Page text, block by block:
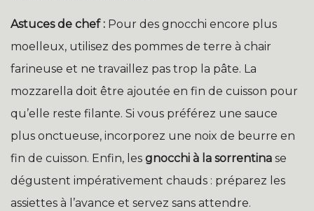
Astuces de chef : Pour des gnocchi encore plus
moelleux, utilisez des pommes de terre à chair
farineuse et ne travaillez pas trop la pâte. La
mozzarella doit être ajoutée en fin de cuisson pour
qu’elle reste filante. Si vous préférez une sauce
plus onctueuse, incorporez une noix de beurre en
fin de cuisson. Enfin, les gnocchi à la sorrentina se
dégustent impérativement chauds : préparez les
assiettes à l’avance et servez sans attendre.